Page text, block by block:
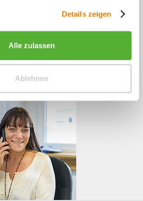
Details zeigen
Alle zulassen
Ablehnen
zu unseren
34 04
Mo - Do, 09:00 - 16:00 Uhr
und Fr, 09:00 - 13:00 Uhr